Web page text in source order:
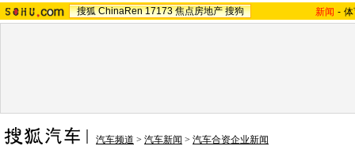
搜狐 ChinaRen 17173 焦点房地产 搜狗 新闻 -
汽车频道 > 汽车新闻 > 汽车合资企业新闻